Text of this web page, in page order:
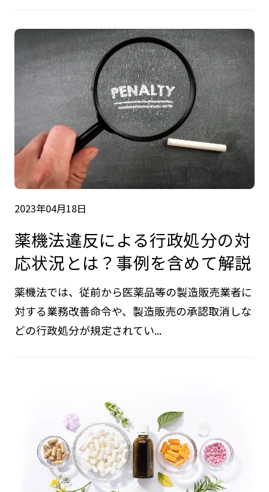
2023年04月18日
薬機法違反による行政処分の対
応状況とは？事例を含めて解説
薬機法では、従前から医薬品等の製造販売業者に
対する業務改善命令や、製造販売の承認取消しな
どの行政処分が規定されてい...